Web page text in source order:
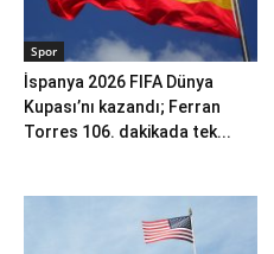
Spor
İspanya 2026 FIFA Dünya
Kupası’nı kazandı; Ferran
Torres 106. dakikada tek...